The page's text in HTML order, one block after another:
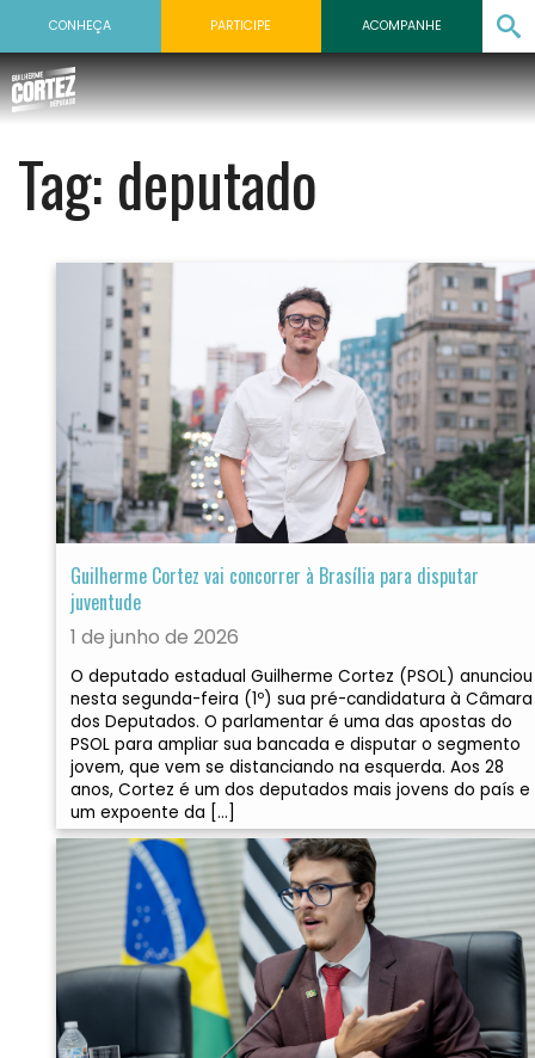
CONHEÇA PARTICIPE ACOMPANHE
Tag:deputado
Guilherme Cortez vai concorrer à Brasília para disputar
juventude
1 de junho de 2026
O deputado estadual Guilherme Cortez (PSOL) anunciou
nesta segunda-feira (1º) sua pré-candidatura à Câmara
dos Deputados. O parlamentar é uma das apostas do
PSOL para ampliar sua bancada e disputar o segmento
jovem, que vem se distanciando na esquerda. Aos 28
anos, Cortez é um dos deputados mais jovens do país e
um expoente da […]